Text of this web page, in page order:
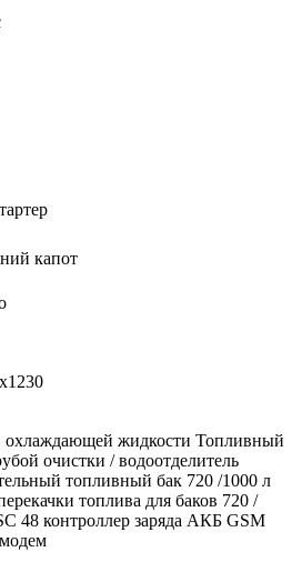
капот
охлаждающей жидкости Топливный
очистки / водоотделитель
топливный бак 720 /1000 л
топлива для баков 720 /
48 контроллер заряда АКБ GSM